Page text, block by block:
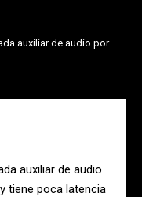
auxiliar de audio por
auxiliar de audio
tiene poca latencia